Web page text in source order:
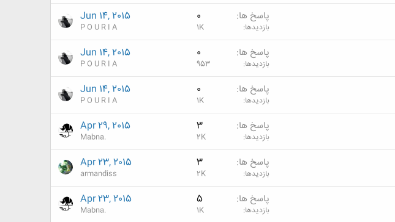
پاسخ ها 0
بازدیدها 1K
Jun 14, 2015
P O U R I A
پاسخ ها 0
بازدیدها 953
Jun 14, 2015
P O U R I A
پاسخ ها 0
بازدیدها 1K
Jun 14, 2015
P O U R I A
پاسخ ها 3
بازدیدها 2K
Apr 29, 2015
Mabna.
پاسخ ها 3
بازدیدها 2K
Apr 23, 2015
armandiss
پاسخ ها 5
بازدیدها 1K
Apr 23, 2015
Mabna.